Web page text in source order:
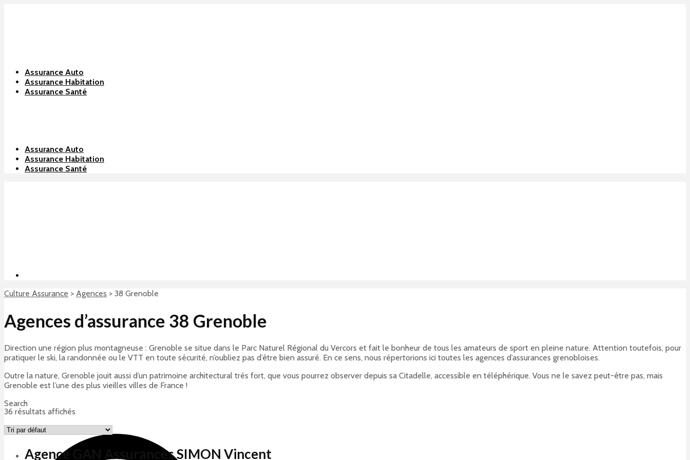
Assurance Auto
Assurance Habitation
Assurance Santé
Assurance Auto
Assurance Habitation
Assurance Santé
Culture Assurance > Agences > 38 Grenoble
Agences d’assurance 38 Grenoble
Direction une région plus montagneuse : Grenoble se situe dans le Parc Naturel Régional du Vercors et fait le bonheur de tous les amateurs de sport en pleine nature. Attention toutefois, pour
pratiquer le ski, la randonnée ou le VTT en toute sécurité, n’oubliez pas d’être bien assuré. En ce sens, nous répertorions ici toutes les agences d’assurances grenobloises.
Outre la nature, Grenoble jouit aussi d’un patrimoine architectural très fort, que vous pourrez observer depuis sa Citadelle, accessible en téléphérique. Vous ne le savez peut-être pas, mais
Grenoble est l’une des plus vieilles villes de France !
Search
36 résultats affichés
Agence GAN Assurances SIMON Vincent